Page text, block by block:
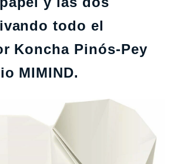
todo el
Koncha Pinós-Pey
MIMIND.